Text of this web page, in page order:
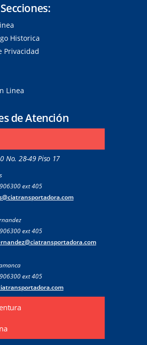
Historica
Privacidad
Linea
de Atención
No. 28-49 Piso 17
ext 405
ext 405
ext 405